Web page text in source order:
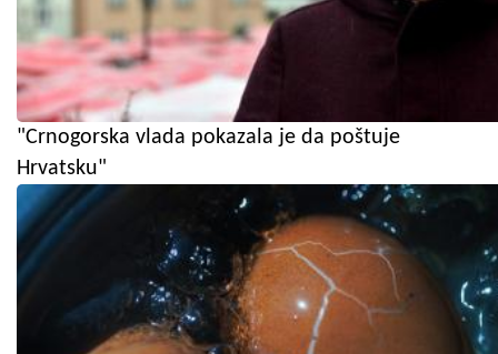
"Crnogorska vlada pokazala je da poštuje
Hrvatsku"